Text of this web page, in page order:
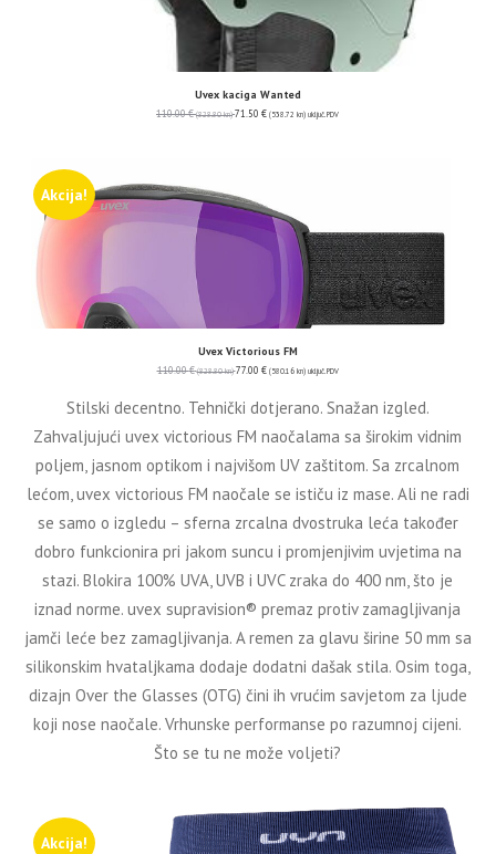
Uvex kaciga Wanted
110.00€ (828.80 kn) 71.50 € (538.72 kn) uključ. PDV
Akcija!
Uvex Victorious FM
110.00€ (828.80 kn) 77.00 € (580.16 kn) uključ. PDV
Stilski decentno. Tehnički dotjerano. Snažan izgled.
Zahvaljujući uvex victorious FM naočalama sa širokim vidnim
poljem, jasnom optikom i najvišom UV zaštitom. Sa zrcalnom
lećom, uvex victorious FM naočale se ističu iz mase. Ali ne radi
se samo o izgledu – sferna zrcalna dvostruka leća također
dobro funkcionira pri jakom suncu i promjenjivim uvjetima na
stazi. Blokira 100% UVA, UVB i UVC zraka do 400 nm, što je
iznad norme. uvex supravision® premaz protiv zamagljivanja
jamči leće bez zamagljivanja. A remen za glavu širine 50 mm sa
silikonskim hvataljkama dodaje dodatni dašak stila. Osim toga,
dizajn Over the Glasses (OTG) čini ih vrućim savjetom za ljude
koji nose naočale. Vrhunske performanse po razumnoj cijeni.
Što se tu ne može voljeti?
Akcija!